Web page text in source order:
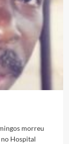
morreu
Hospital